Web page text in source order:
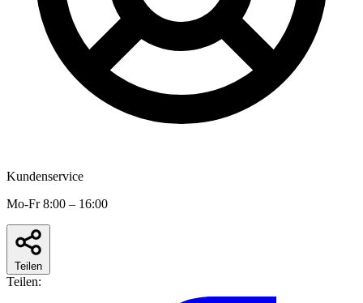
Kundenservice
Mo-Fr 8:00 – 16:00
Teilen
Teilen: